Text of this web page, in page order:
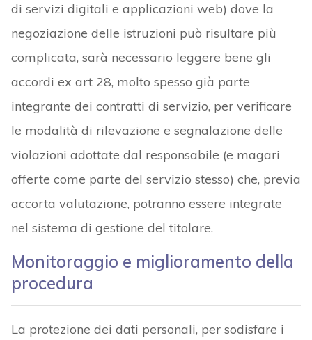
di servizi digitali e applicazioni web) dove la
negoziazione delle istruzioni può risultare più
complicata, sarà necessario leggere bene gli
accordi ex art 28, molto spesso già parte
integrante dei contratti di servizio, per verificare
le modalità di rilevazione e segnalazione delle
violazioni adottate dal responsabile (e magari
offerte come parte del servizio stesso) che, previa
accorta valutazione, potranno essere integrate
nel sistema di gestione del titolare.
Monitoraggio e miglioramento della
procedura
La protezione dei dati personali, per sodisfare i